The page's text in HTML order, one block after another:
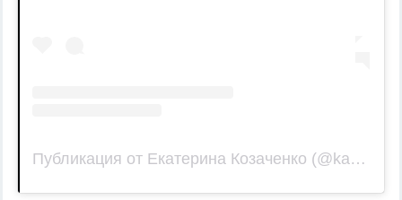
Публикация от Екатерина Козаченко (@katy_kozach)